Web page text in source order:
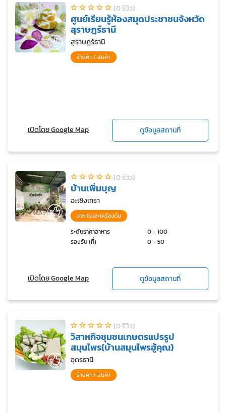
(0 รีวิว)
ศูนย์เรียนรู้ห้องสมุดประชาชนจังหวัด
สุราษฎร์ธานี
สุราษฎร์ธานี
ร้านค้า / สินค้า
เปิดโดย Google Map ดูข้อมูลสถานที่
(0 รีวิว)
บ้านเพิ่มบุญ
ฉะเชิงเทรา
อาหารและเครื่องดื่ม
ระดับราคาอาหาร
0 - 100
รองรับ (ที่)
0 - 50
เปิดโดย Google Map ดูข้อมูลสถานที่
(0 รีวิว)
วิสาหกิจชุมชนเกษตรแปรรูป
สมุนไพร(บ้านสมุนไพรฮู้คุณ)
อุดรธานี
ร้านค้า / สินค้า